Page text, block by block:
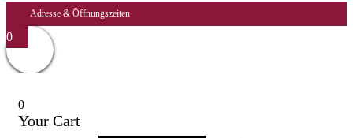
Adresse & Öffnungszeiten
0
0
Your Cart